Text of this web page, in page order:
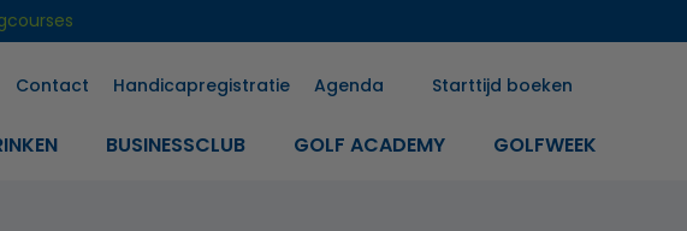
Contact Handicapregistratie Agenda Starttijd boeken
BUSINESSCLUB GOLF ACADEMY GOLFWEEK